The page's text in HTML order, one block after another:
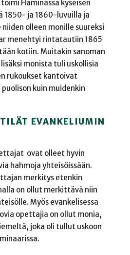
Haminassa kyseisen
1850- ja 1860-luvuilla ja
olleen monille suureksi
menehtyi rintatautiin 1865
kotiin. Muitakin sanoman
monista tuli uskollisia
rukoukset kantoivat
kuin muidenkin
EVANKELIUMIN
ovat olleet hyvin
hahmoja yhteisöissään.
merkitys etenkin
on ollut merkittävä niin
Myös evankelisessa
opettajia on ollut monia,
joka oli tullut uskoon